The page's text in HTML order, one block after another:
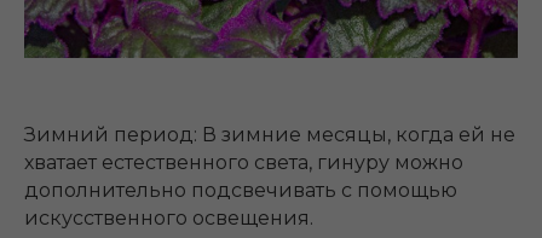
Зимний период: В зимние месяцы, когда ей не
хватает естественного света, гинуру можно
дополнительно подсвечивать с помощью
искусственного освещения.